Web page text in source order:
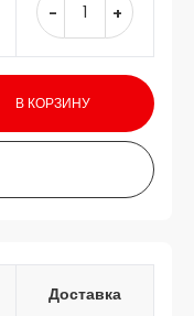
- +
В КОРЗИНУ
Доставка